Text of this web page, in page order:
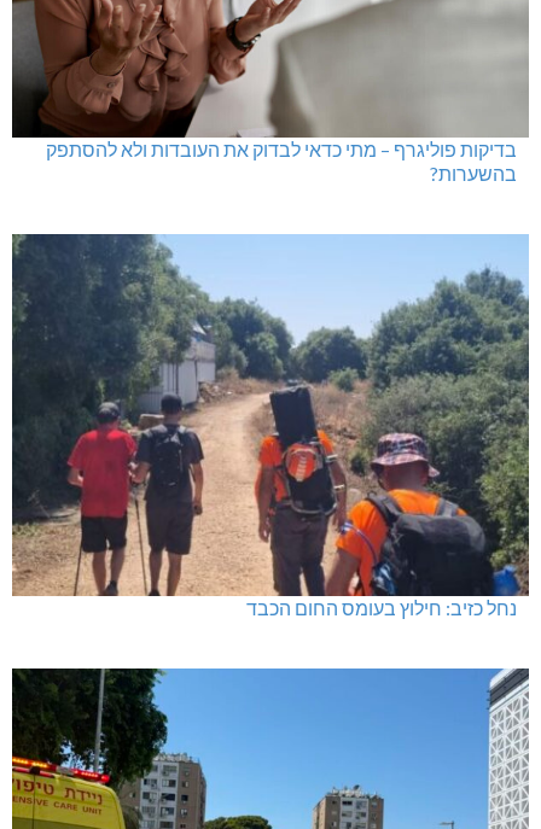
בדיקות פוליגרף – מתי כדאי לבדוק את העובדות ולא להסתפק
בהשערות?
נחל כזיב: חילוץ בעומס החום הכבד